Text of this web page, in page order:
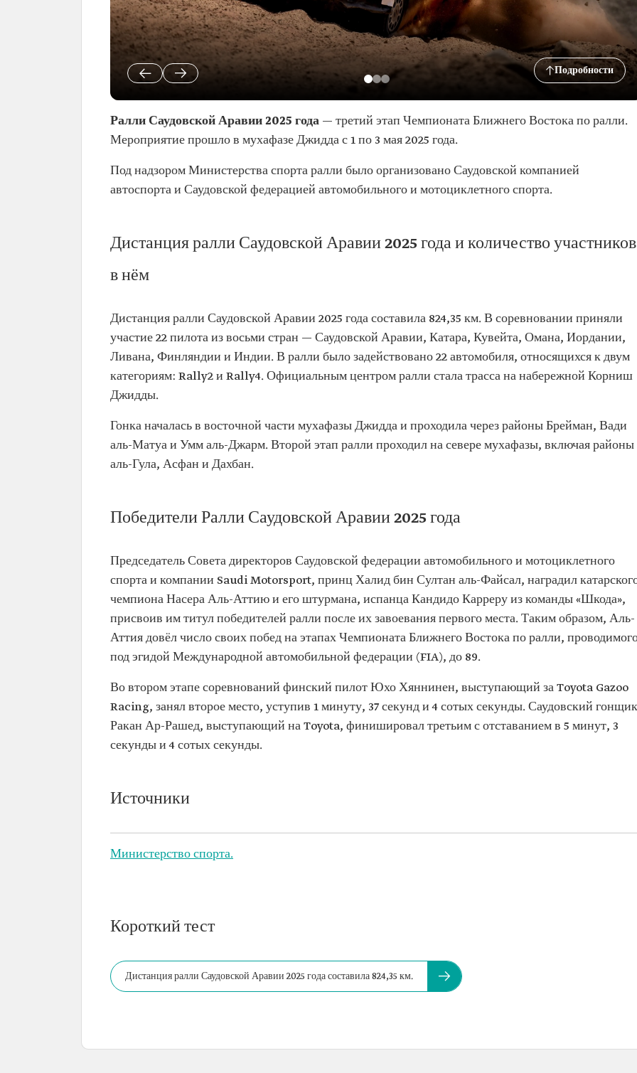
Подробности
Ралли Саудовской Аравии 2025 года — третий этап Чемпионата Ближнего Востока по ралли.
Мероприятие прошло в мухафазе Джидда с 1 по 3 мая 2025 года.
Под надзором Министерства спорта ралли было организовано Саудовской компанией
автоспорта и Саудовской федерацией автомобильного и мотоциклетного спорта.
Дистанция ралли Саудовской Аравии 2025 года и количество участников
в нём
Дистанция ралли Саудовской Аравии 2025 года составила 824,35 км. В соревновании приняли
участие 22 пилота из восьми стран — Саудовской Аравии, Катара, Кувейта, Омана, Иордании,
Ливана, Финляндии и Индии. В ралли было задействовано 22 автомобиля, относящихся к двум
категориям: Rally2 и Rally4. Официальным центром ралли стала трасса на набережной Корниш
Джидды.
Гонка началась в восточной части мухафазы Джидда и проходила через районы Брейман, Вади
аль-Матуа и Умм аль-Джарм. Второй этап ралли проходил на севере мухафазы, включая районы
аль-Гула, Асфан и Дахбан.
Победители Ралли Саудовской Аравии 2025 года
Председатель Совета директоров Саудовской федерации автомобильного и мотоциклетного
спорта и компании Saudi Motorsport, принц Халид бин Султан аль-Файсал, наградил
чемпиона Насера Аль-Аттию и его штурмана, испанца Кандидо Карреру из команды «Шкода»,
присвоив им титул победителей ралли после их завоевания первого места. Таким образом, Аль-
Аттия довёл число своих побед на этапах Чемпионата Ближнего Востока по ралли,
под эгидой Международной автомобильной федерации (FIA), до 89.
Во втором этапе соревнований финский пилот Юхо Хяннинен, выступающий за Toyota Gazoo
Racing, занял второе место, уступив 1 минуту, 37 секунд и 4 сотых секунды. Саудовский гонщик
Ракан Ар-Рашед, выступающий на Toyota, финишировал третьим с отставанием в 5 минут, 3
секунды и 4 сотых секунды.
Источники
Министерство спорта.
Короткий тест
Дистанция ралли Саудовской Аравии 2025 года составила 824,35 км.